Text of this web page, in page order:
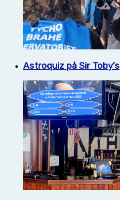
Astroquiz på Sir Toby's